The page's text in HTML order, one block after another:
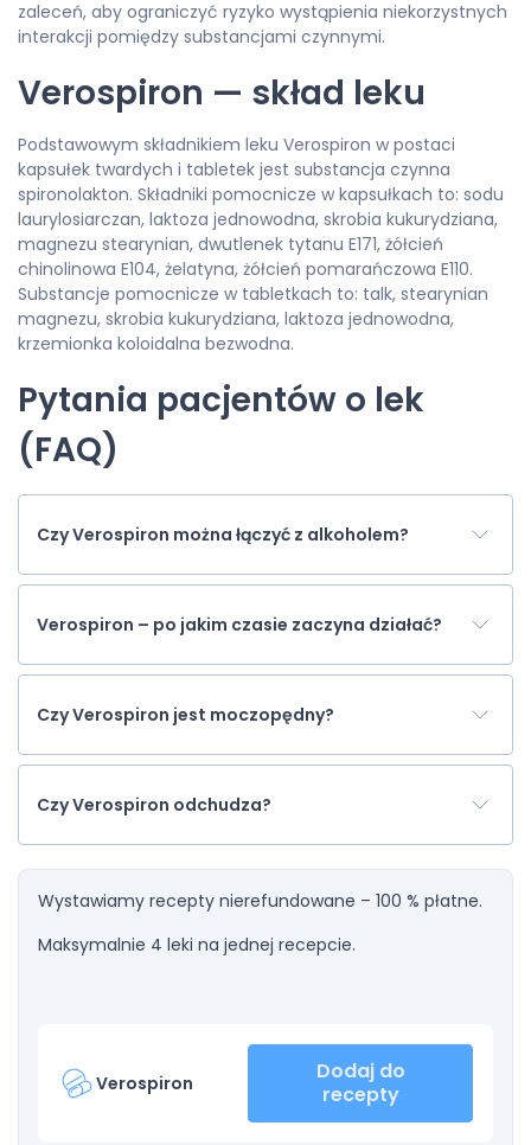
zaleceń, aby ograniczyć ryzyko wystąpienia niekorzystnych
interakcji pomiędzy substancjami czynnymi.
Verospiron — skład leku
Podstawowym składnikiem leku Verospiron w postaci
kapsułek twardych i tabletek jest substancja czynna
spironolakton. Składniki pomocnicze w kapsułkach to: sodu
laurylosiarczan, laktoza jednowodna, skrobia kukurydziana,
magnezu stearynian, dwutlenek tytanu E171, żółcień
chinolinowa E104, żelatyna, żółcień pomarańczowa E110.
Substancje pomocnicze w tabletkach to: talk, stearynian
magnezu, skrobia kukurydziana, laktoza jednowodna,
krzemionka koloidalna bezwodna.
Pytania pacjentów o lek
(FAQ)
Czy Verospiron można łączyć z alkoholem?
Verospiron – po jakim czasie zaczyna działać?
Czy Verospiron jest moczopędny?
Czy Verospiron odchudza?
Wystawiamy recepty nierefundowane – 100 % płatne.
Maksymalnie 4 leki na jednej recepcie.
Verospiron
Dodaj do
recepty